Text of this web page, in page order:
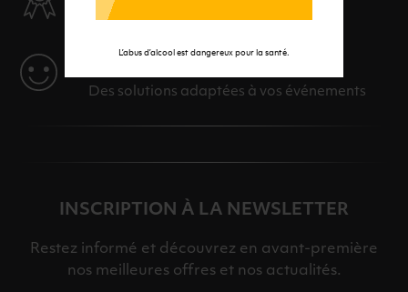
L’abus d’alcool est dangereux pour la santé.
Des produits sélectionnés avec soins
Des solutions adaptées à vos événements
INSCRIPTION À LA NEWSLETTER
Restez informé et découvrez en avant-première
nos meilleures offres et nos actualités.